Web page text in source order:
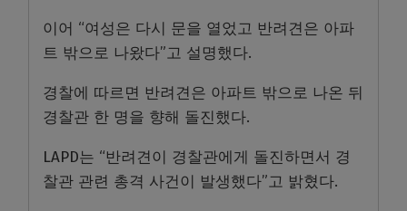
이어 “여성은 다시 문을 열었고 반려견은 아파
트 밖으로 나왔다”고 설명했다.
경찰에 따르면 반려견은 아파트 밖으로 나온 뒤
경찰관 한 명을 향해 돌진했다.
LAPD는 “반려견이 경찰관에게 돌진하면서 경
찰관 관련 총격 사건이 발생했다”고 밝혔다.